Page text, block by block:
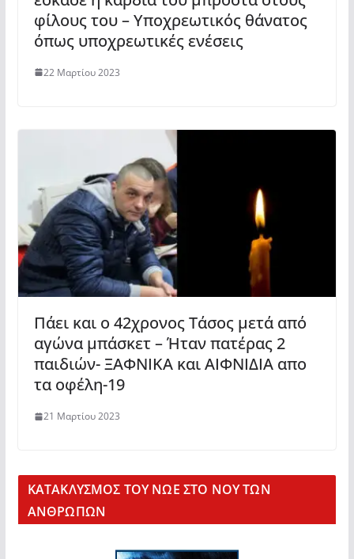
φίλους του – Υποχρεωτικός θάνατος
όπως υποχρεωτικές ενέσεις
22 Μαρτίου 2023
Πάει και ο 42χρονος Τάσος μετά από
αγώνα μπάσκετ – Ήταν πατέρας 2
παιδιών- ΞΑΦΝΙΚΑ και ΑΙΦΝΙΔΙΑ απο
τα οφέλη-19
21 Μαρτίου 2023
KΑΤΑΚΛΥΣΜΟΣ ΤΟΥ ΝΩΕ ΣΤΟ ΝΟΥ ΤΩΝ
ΑΝΘΡΩΠΩΝ